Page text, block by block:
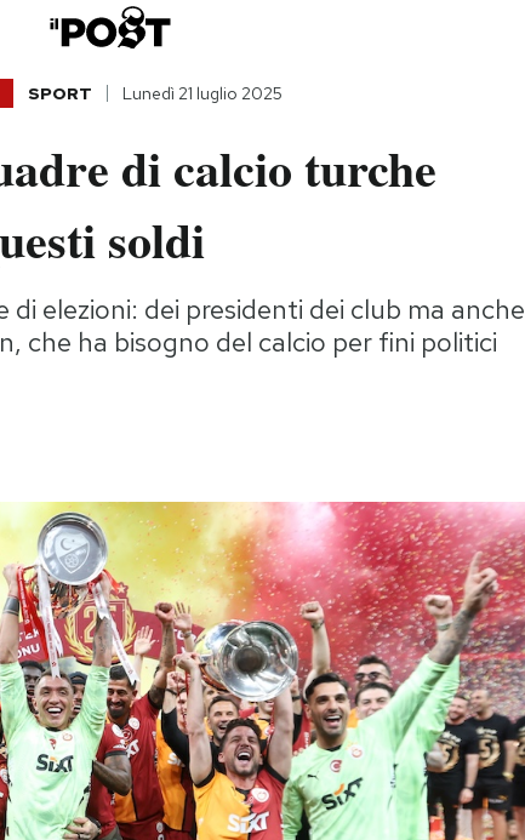
SPORT Lunedì 21 luglio 2025
di calcio turche
soldi
elezioni: dei presidenti dei club ma anche
che ha bisogno del calcio per fini politici